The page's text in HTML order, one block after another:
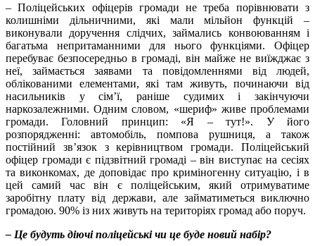
– Поліцейських офіцерів громади не треба порівнювати з
колишніми дільничними, які мали мільйон функцій –
виконували доручення слідчих, займались конвоюванням і
багатьма непритаманними для нього функціями. Офіцер
перебуває безпосередньо в громаді, він майже не виїжджає з
неї, займається заявами та повідомленнями від людей,
облікованими елементами, які там живуть, починаючи від
насильників у сім’ї, раніше судимих і закінчуючи
наркозалежними. Одним словом, «шериф» живе проблемами
громади. Головний принцип: «Я – тут!». У його
розпорядженні: автомобіль, помпова рушниця, а також
постійний зв’язок з керівництвом громади. Поліцейський
офіцер громади є підзвітний громаді – він виступає на сесіях
та виконкомах, де доповідає про криміногенну ситуацію, і в
цей самий час він є поліцейським, який отримуватиме
заробітну плату від держави, але займатиметься виключно
громадою. 90% із них живуть на територіях громад або поруч.
– Це будуть діючі поліцейські чи це буде новий набір?